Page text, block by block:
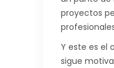
proyectos
Y este es el
sigue